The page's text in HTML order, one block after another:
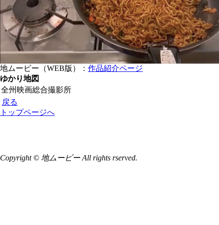
地ムービー（WEB版）： 作品紹介ページ
ゆかり地図
全州映画総合撮影所
戻る
トップページへ
Copyright © 地ムービー All rights rserved.